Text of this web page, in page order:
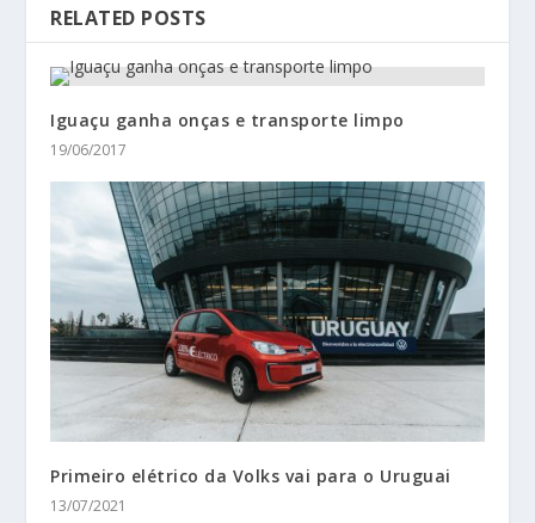
RELATED POSTS
Iguaçu ganha onças e transporte limpo
19/06/2017
Primeiro elétrico da Volks vai para o Uruguai
13/07/2021